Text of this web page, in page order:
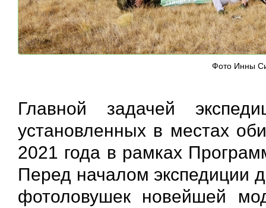
Фото Инны
Главной задачей
установленных в местах
2021 года в рамках
Перед началом экспедиции
фотоловушек новейшей